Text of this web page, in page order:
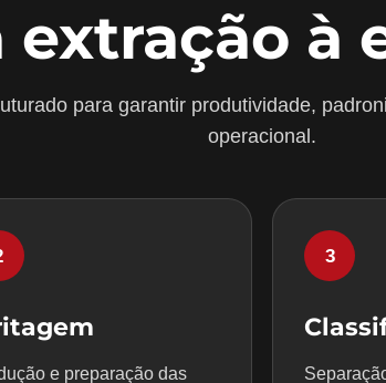
extração à
para garantir produtividade,
operacional.
e preparação das
3